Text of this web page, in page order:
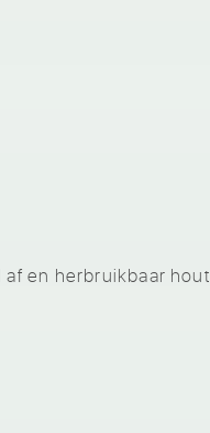
af en herbruikbaar hout